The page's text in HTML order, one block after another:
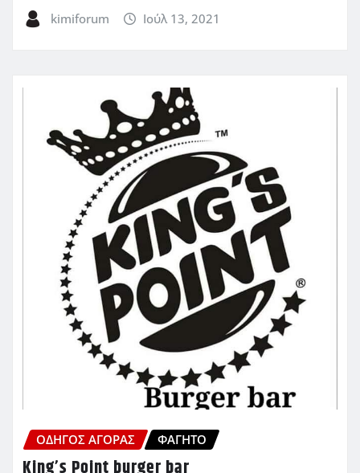
kimiforum Ιούλ 13, 2021
ΟΔΗΓΌΣ ΑΓΟΡΆΣ ΦΑΓΗΤΌ